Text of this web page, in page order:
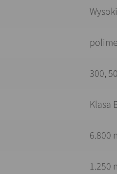
300,
Klasa
6.800
1.250